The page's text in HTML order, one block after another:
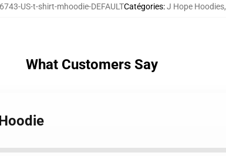
US-t-shirt-mhoodie-DEFAULTCatégories:J Hope Hoodies,
What Customers Say